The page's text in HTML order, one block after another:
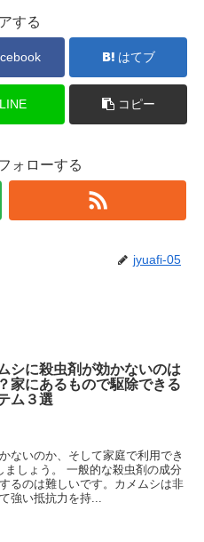
する
はてブ
LINE コピー
ォローする
jyuafi-05
シに殺虫剤が効かないのは
家にあるもので駆除できる
ム３選
ないのか、そして家庭で利用でき
しょう。 一般的な殺虫剤の成分
るのは難しいです。カメムシは非
強い抵抗力を持...